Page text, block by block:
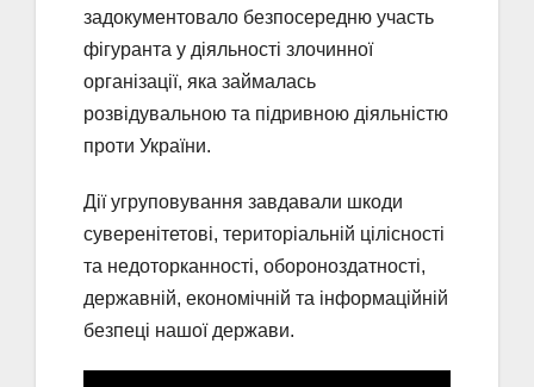
задокументовало безпосередню участь
фігуранта у діяльності злочинної
організації, яка займалась
розвідувальною та підривною діяльністю
проти України.
Дії угруповування завдавали шкоди
суверенітетові, територіальній цілісності
та недоторканності, обороноздатності,
державній, економічній та інформаційній
безпеці нашої держави.